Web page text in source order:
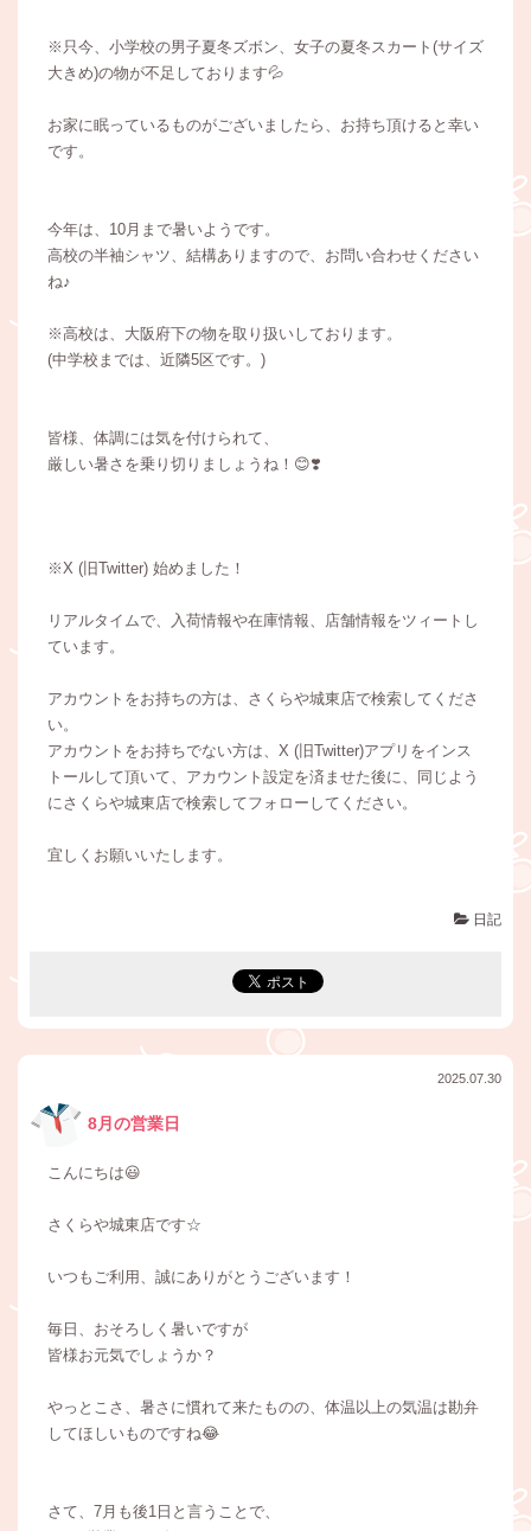
※只今、小学校の男子夏冬ズボン、女子の夏冬スカート(サイズ
大きめ)の物が不足しております💦
お家に眠っているものがございましたら、お持ち頂けると幸い
です。
今年は、10月まで暑いようです。
高校の半袖シャツ、結構ありますので、お問い合わせください
ね♪
※高校は、大阪府下の物を取り扱いしております。
(中学校までは、近隣5区です。)
皆様、体調には気を付けられて、
厳しい暑さを乗り切りましょうね！😊❣️
※X (旧Twitter) 始めました！
リアルタイムで、入荷情報や在庫情報、店舗情報をツィートし
ています。
アカウントをお持ちの方は、さくらや城東店で検索してくださ
い。
アカウントをお持ちでない方は、X (旧Twitter)アプリをインス
トールして頂いて、アカウント設定を済ませた後に、同じよう
にさくらや城東店で検索してフォローしてください。
宜しくお願いいたします。
日記
2025.07.30
8月の営業日
こんにちは😃
さくらや城東店です☆
いつもご利用、誠にありがとうございます！
毎日、おそろしく暑いですが
皆様お元気でしょうか？
やっとこさ、暑さに慣れて来たものの、体温以上の気温は勘弁
してほしいものですね😂
さて、7月も後1日と言うことで、